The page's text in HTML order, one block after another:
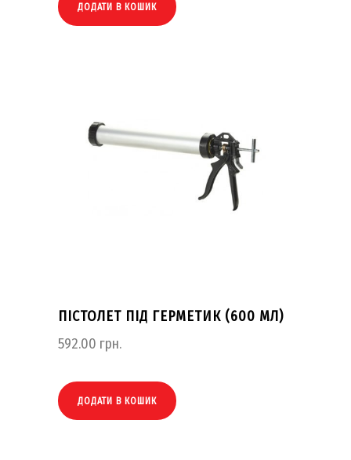
ДОДАТИ В КОШИК
ПІСТОЛЕТ ПІД ГЕРМЕТИК (600 МЛ)
592.00 грн.
ДОДАТИ В КОШИК